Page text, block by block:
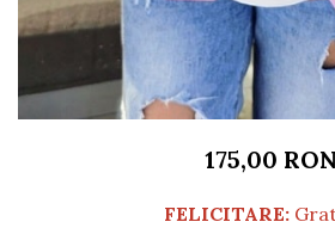
175,00
FELICITARE: